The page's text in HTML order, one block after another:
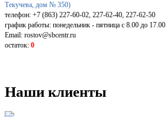
Текучева, дом № 350)
телефон: +7 (863) 227-60-02, 227-62-40, 227-62-50
график работы: понедельник - пятница с 8.00 до 17.00
Email: rostov@sbcentr.ru
остаток: 0
Наши клиенты